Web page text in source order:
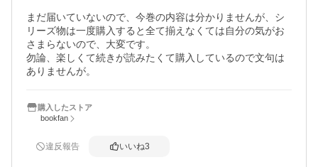
まだ届いていないので、今巻の内容は分かりませんが、シ
リーズ物は一度購入すると全て揃えなくては自分の気がお
さまらないので、大変です。
勿論、楽しくて続きが読みたくて購入しているので文句は
ありませんが。
購入したストア
bookfan
違反報告 いいね3